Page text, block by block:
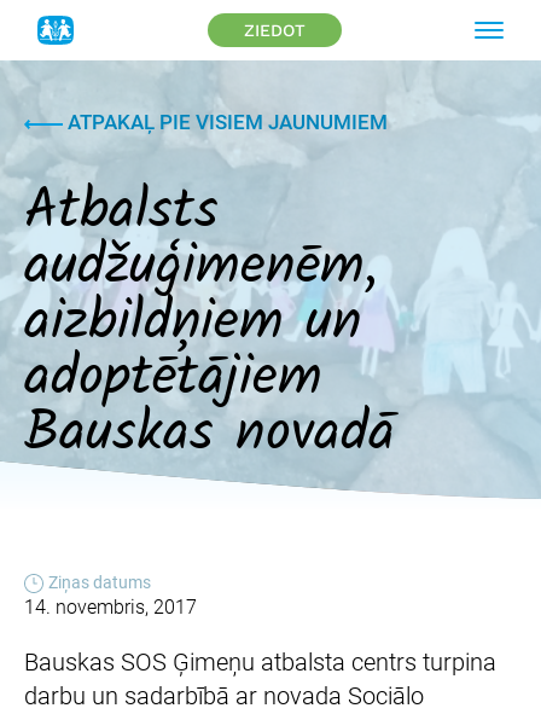
ZIEDOT
ATPAKAĻ PIE VISIEM JAUNUMIEM
Atbalsts
audžuģimenēm,
aizbildņiem un
adoptētājiem
Bauskas novadā
Ziņas datums
14. novembris, 2017
Bauskas SOS Ģimeņu atbalsta centrs turpina
darbu un sadarbībā ar novada Sociālo